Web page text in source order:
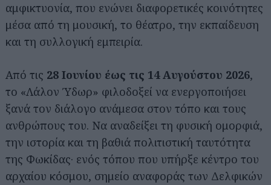
αμφικτυονία, που ενώνει διαφορετικές κοινότητες
μέσα από τη μουσική, το θέατρο, την εκπαίδευση
και τη συλλογική εμπειρία.
Από τις 28 Ιουνίου έως τις 14 Αυγούστου 2026,
το «Λάλον Ύδωρ» φιλοδοξεί να ενεργοποιήσει
ξανά τον διάλογο ανάμεσα στον τόπο και τους
ανθρώπους του. Να αναδείξει τη φυσική ομορφιά,
την ιστορία και τη βαθιά πολιτιστική ταυτότητα
της Φωκίδας· ενός τόπου που υπήρξε κέντρο του
αρχαίου κόσμου, σημείο αναφοράς των Δελφικών